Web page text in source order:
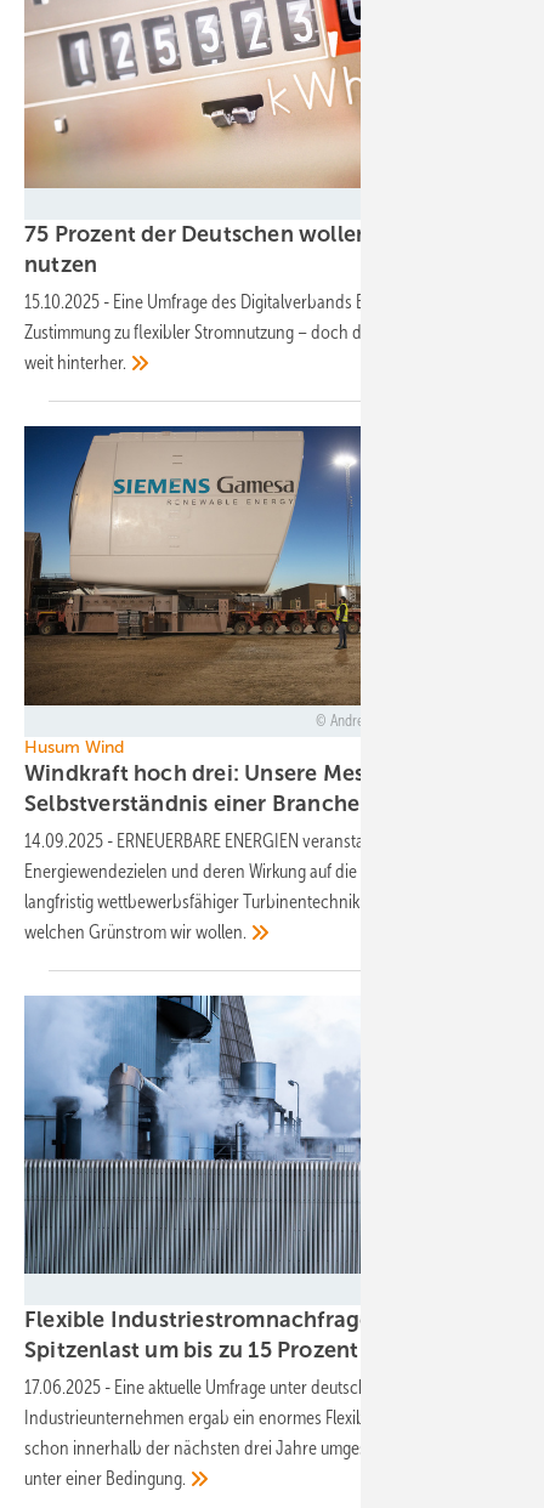
75 Prozent der Deutschen wollen Smart Meter
nutzen
15.10.2025 - Eine Umfrage des Digitalverbands Bitkom ermittelt große
Zustimmung zu flexibler Stromnutzung – doch die Realität hinkt noch
weit hinterher.
Andre Dalby – Siemens Gamesa
Husum Wind
Windkraft hoch drei: Unsere Messe-Talks zum
Selbstverständnis einer Branche
14.09.2025 - ERNEUERBARE ENERGIEN veranstaltet Debatten: zu
Energiewendezielen und deren Wirkung auf die Wertschöpfung, zu
langfristig wettbewerbsfähiger Turbinentechnik sowie darüber,
welchen Grünstrom wirwollen.
Flexible Industriestromnachfrage könnte
Spitzenlast um bis zu 15 Prozent
17.06.2025 - Eine aktuelle Umfrage unter deutschen
Industrieunternehmen ergab ein enormes Flexibilitätspotenzial, das
schon innerhalb der nächsten drei Jahre umgesetzt werden könnte -
unter einer Bedingung.